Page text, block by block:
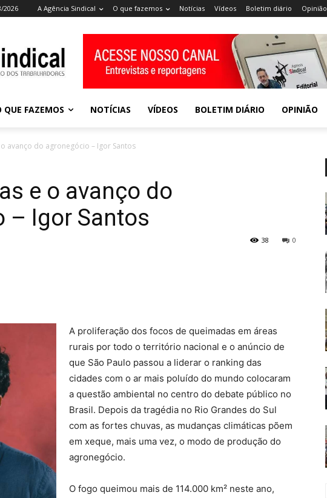
2026 A Agência Sindical O que fazemos Notícias Vídeos Boletim diário Opinião
QUE FAZEMOS NOTÍCIAS VÍDEOS BOLETIM DIÁRIO OPINIÃO
avanço do agronegócio – Igor Santos
e o avanço do
– Igor Santos
0
38
A proliferação dos focos de queimadas em áreas
rurais por todo o território nacional e o anúncio de
que São Paulo passou a liderar o ranking das
cidades com o ar mais poluído do mundo colocaram
a questão ambiental no centro do debate público no
Brasil. Depois da tragédia no Rio Grandes do Sul
com as fortes chuvas, as mudanças climáticas põem
em xeque, mais uma vez, o modo de produção do
agronegócio.
O fogo queimou mais de 114.000 km² neste ano,